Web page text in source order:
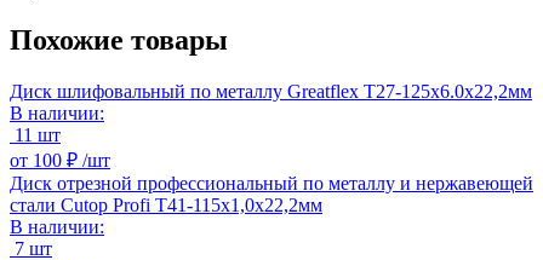
Похожие товары
Диск шлифовальный по металлу Greatflex Т27-125х6.0х22,2мм
В наличии:
11 шт
от 100 ₽ /шт
Диск отрезной профессиональный по металлу и нержавеющей
стали Cutop Profi Т41-115х1,0х22,2мм
В наличии:
7 шт